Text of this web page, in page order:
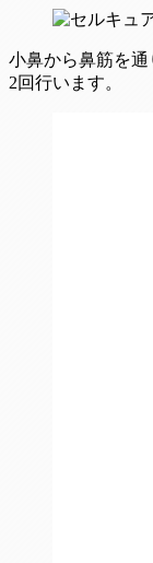
小鼻から鼻筋を通
2回行います。